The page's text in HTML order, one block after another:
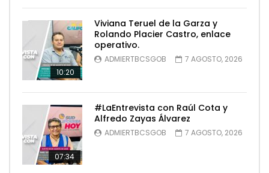
10:20
Viviana Teruel de la Garza y
Rolando Placier Castro, enlace
operativo.
ADMIERTBCSGOB 7 AGOSTO, 2026
07:34
#LaEntrevista con Raúl Cota y
Alfredo Zayas Álvarez
ADMIERTBCSGOB 7 AGOSTO, 2026